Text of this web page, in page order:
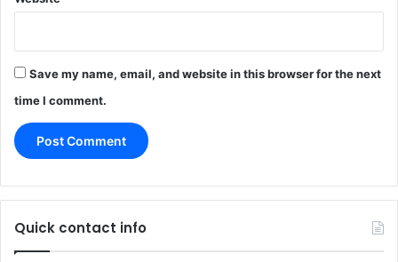
Save my name, email, and website in this browser for the next
time I comment.
Quick contact info